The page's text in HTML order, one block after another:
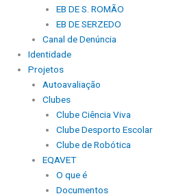
EB DE S. ROMÃO
EB DE SERZEDO
Canal de Denúncia
Identidade
Projetos
Autoavaliação
Clubes
Clube Ciência Viva
Clube Desporto Escolar
Clube de Robótica
EQAVET
O que é
Documentos